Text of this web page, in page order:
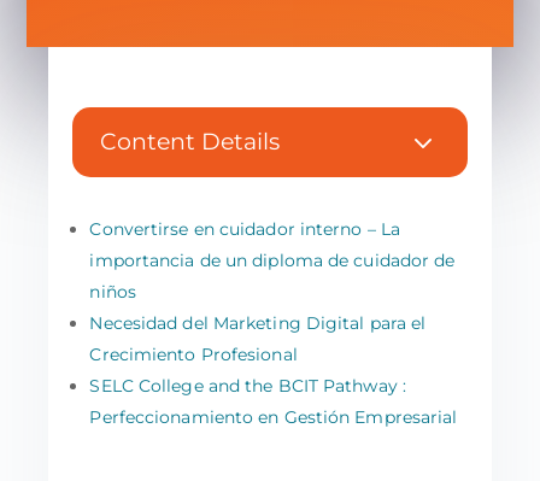
Content Details 3
Convertirse en cuidador interno – La
importancia de un diploma de cuidador de
niños
Necesidad del Marketing Digital para el
Crecimiento Profesional
SELC College and the BCIT Pathway :
Perfeccionamiento en Gestión Empresarial